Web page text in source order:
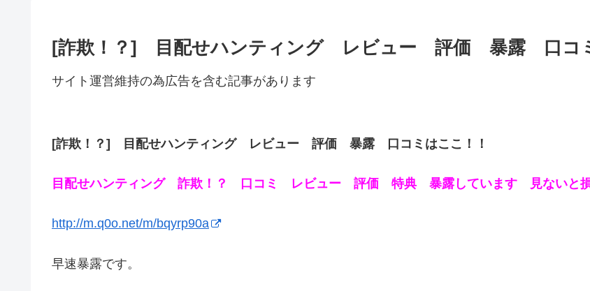
[詐欺！？] 目配せハンティング レビュー 評価 暴露 口コミ
サイト運営維持の為広告を含む記事があります
[詐欺！？] 目配せハンティング レビュー 評価 暴露 口コミはここ！！
目配せハンティング 詐欺！？ 口コミ レビュー 評価 特典 暴露しています 見ないと損
http://m.q0o.net/m/bqyrp90a
早速暴露です。